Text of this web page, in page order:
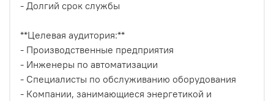
- Долгий срок службы
**Целевая аудитория:**
- Производственные предприятия
- Инженеры по автоматизации
- Специалисты по обслуживанию оборудования
- Компании, занимающиеся энергетикой и